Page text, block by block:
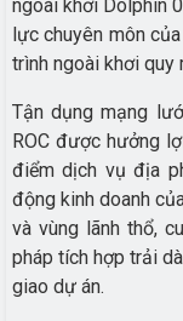
ngoài khơi Dolphin
lực chuyên môn
trình ngoài khơi quy
Tận dụng mạng
ROC được hưởng
điểm dịch vụ địa
động kinh doanh
và vùng lãnh thổ,
pháp tích hợp trải
giao dự án.